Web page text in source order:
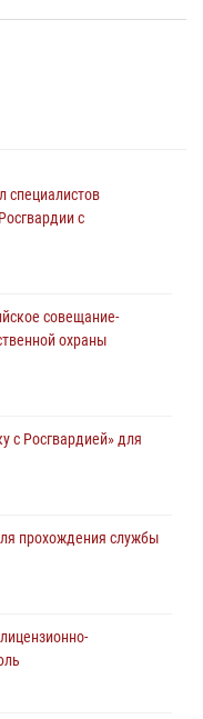
специалистов
с
совещание-
охраны
с Росгвардией» для
прохождения службы